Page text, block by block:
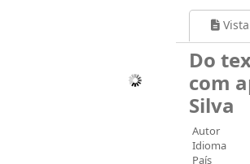
Do
com
Silva
Autor
Idioma
País